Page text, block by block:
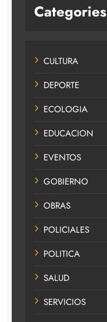
Categories
CULTURA
DEPORTE
ECOLOGIA
EDUCACION
EVENTOS
GOBIERNO
OBRAS
POLICIALES
POLITICA
SALUD
SERVICIOS